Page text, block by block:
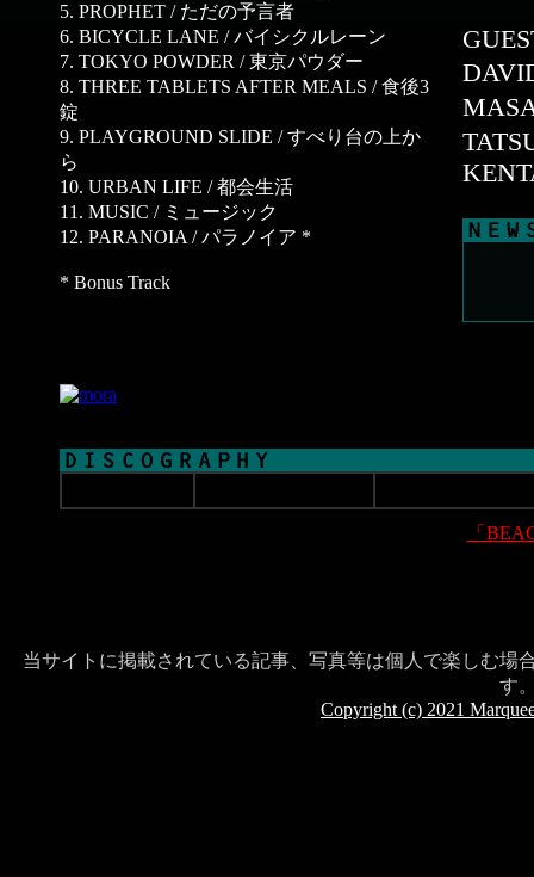
5. PROPHET / ただの予言者
6. BICYCLE LANE / バイシクルレーン
7. TOKYO POWDER / 東京パウダー
8. THREE TABLETS AFTER MEALS / 食後3
錠
9. PLAYGROUND SLIDE / すべり台の上か
ら
10. URBAN LIFE / 都会生活
11. MUSIC / ミュージック
12. PARANOIA / パラノイア *
* Bonus Track
「
当サイトに掲載されている記事、写真等は個人で楽しむ
す
Copyright (c) 2021